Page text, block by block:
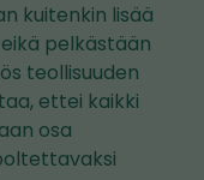
kuitenkin lisää
pelkästään
teollisuuden
ettei kaikki
osa